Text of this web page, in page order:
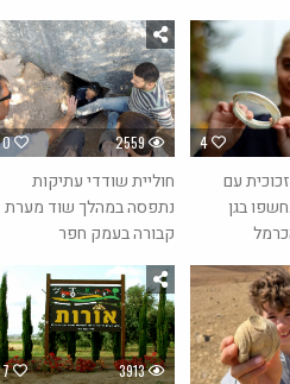
0 2559
חוליית שודדי עתיקות
נתפסה במהלך שוד מערת
קבורה בעמק חפר
4
עם
בגן
7 3913